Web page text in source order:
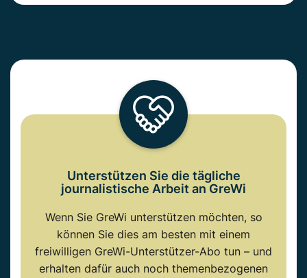
Unterstützen Sie die tägliche
journalistische Arbeit an GreWi
Wenn Sie GreWi unterstützen möchten, so
können Sie dies am besten mit einem
freiwilligen GreWi-Unterstützer-Abo tun – und
erhalten dafür auch noch themenbezogenen